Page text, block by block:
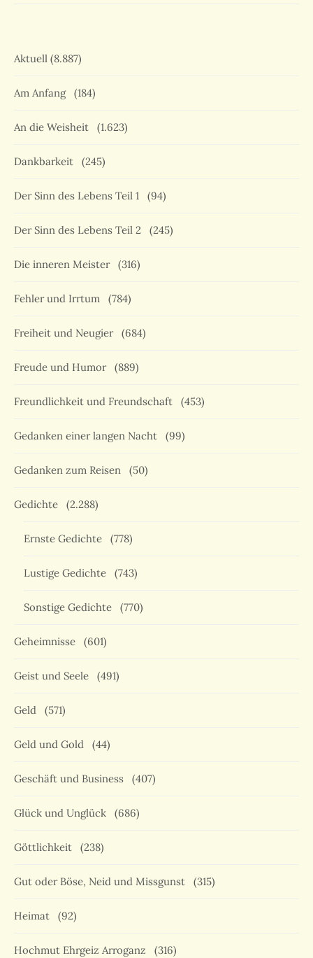
Aktuell (8.887)
Am Anfang (184)
An die Weisheit (1.623)
Dankbarkeit (245)
Der Sinn des Lebens Teil 1 (94)
Der Sinn des Lebens Teil 2 (245)
Die inneren Meister (316)
Fehler und Irrtum (784)
Freiheit und Neugier (684)
Freude und Humor (889)
Freundlichkeit und Freundschaft (453)
Gedanken einer langen Nacht (99)
Gedanken zum Reisen (50)
Gedichte (2.288)
Ernste Gedichte (778)
Lustige Gedichte (743)
Sonstige Gedichte (770)
Geheimnisse (601)
Geist und Seele (491)
Geld (571)
Geld und Gold (44)
Geschäft und Business (407)
Glück und Unglück (686)
Göttlichkeit (238)
Gut oder Böse, Neid und Missgunst (315)
Heimat (92)
Hochmut Ehrgeiz Arroganz (316)